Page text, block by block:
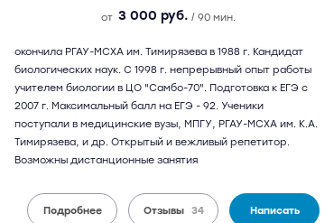
от 3 000 руб. / 90 мин.
окончила РГАУ-МСХА им. Тимирязева в 1988 г. Кандидат
биологических наук. С 1998 г. непрерывный опыт работы
учителем биологии в ЦО "Самбо-70". Подготовка к ЕГЭ с
2007 г. Максимальный балл на ЕГЭ - 92. Ученики
поступали в медицинские вузы, МПГУ, РГАУ-МСХА им. К.А.
Тимирязева, и др. Открытый и вежливый репетитор.
Возможны дистанционные занятия
Подробнее Отзывы 34 Написать